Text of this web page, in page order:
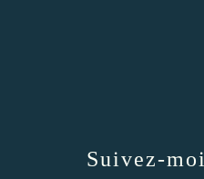
Suivez-moi